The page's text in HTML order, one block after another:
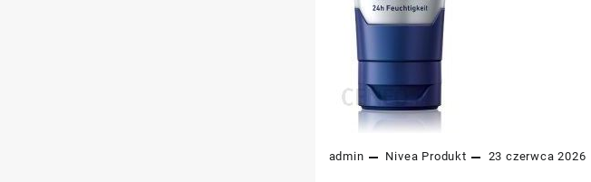
admin Nivea Produkt 23 czerwca 2026